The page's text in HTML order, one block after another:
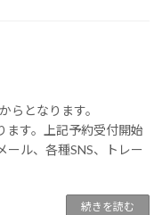
らとなります。
ます。上記予約受付開始
ール、各種SNS、トレー
続きを読む